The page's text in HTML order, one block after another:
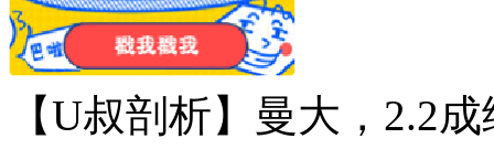
【U叔剖析】曼大，2.2